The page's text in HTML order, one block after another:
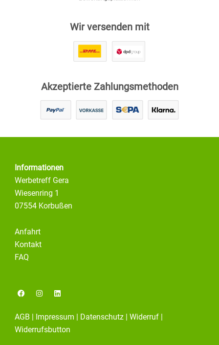
Wir versenden mit
Akzeptierte Zahlungsmethoden
Informationen
Werbetreff Gera
Wiesenring 1
07554 Korbußen
Anfahrt
Kontakt
FAQ
F
a
e
b
o
o
I
n
a
g
r
L
i
e
d
i
AGB Impressum Datenschutz Widerruf
Widerrufsbutton